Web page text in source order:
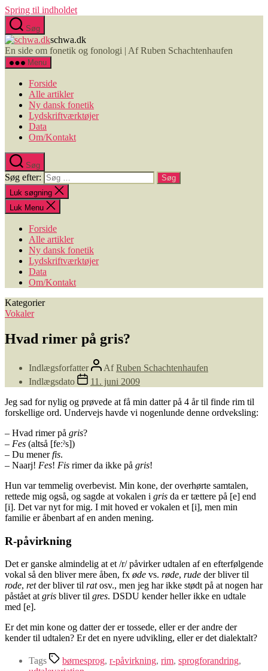
Spring til indholdet
Søg
schwa.dk
En side om fonetik og fonologi | Af Ruben Schachtenhaufen
Menu
Forside
Alle artikler
Ny dansk fonetik
Lydskriftværktøjer
Data
Om/Kontakt
Søg
Søg efter:
Luk søgning
Luk Menu
Forside
Alle artikler
Ny dansk fonetik
Lydskriftværktøjer
Data
Om/Kontakt
Kategorier
Vokaler
Hvad rimer på gris?
Indlægsforfatter AfRuben Schachtenhaufen
Indlægsdato
11. juni 2009
Jeg sad for nylig og prøvede at få min datter på 4 år til finde rim til
forskellige ord. Undervejs havde vi nogenlunde denne ordveksling:
– Hvad rimer på gris?
– Fes (altså [feːˀs])
– Du menerfis.
– Naarj! Fes! Fis rimer da ikke på gris!
Hun var temmelig overbevist. Min kone, der overhørte samtalen,
rettede mig også, og sagde at vokalen i gris da er tættere på [e] end
[i]. Det var nyt for mig. I mit hoved er vokalen et [i], men min
familie er åbenbart af en anden mening.
R-påvirkning
Det er ganske almindelig at et /r/ påvirker udtalen af en efterfølgende
vokal så den bliver mere åben, fx øde vs. røde, rude der bliver til
rode, retder bliver til ratosv., men jeg har ikke stødt på at nogen har
påstået at gris bliver til gres. DSDU kender heller ikke en udtale
med [e].
Er det min kone og datter der er tossede, eller er der andre der
kender til udtalen? Er det en nyere udvikling, eller er det dialektalt?
Tags børnesprog, r-påvirkning, rim, sprogforandring,